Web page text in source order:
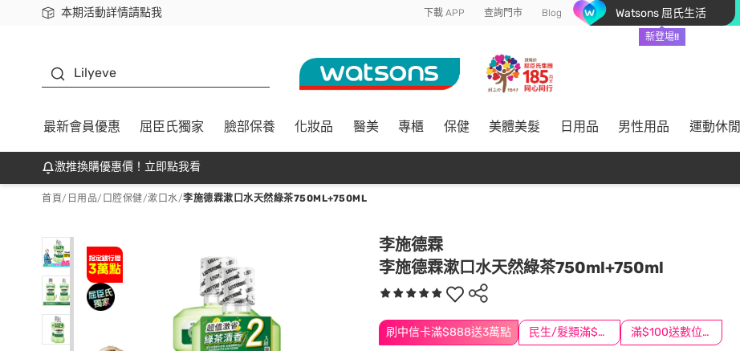
本期活動詳情請點我
下載app最高回饋$350 下載 APP 查詢門市 Blog Watsons 屈氏生活
新登場!!
Lilyeve
最新會員優惠 屈臣氏獨家 臉部保養 化妝品 醫美 專櫃 保健 美體美髮 日用品 男性用品 運動休閒
激推換購優惠價！立即點我看
首頁/ 日用品/ 口腔保健/漱口水/李施德霖漱口水天然綠茶750ML+750ML
李施德霖
李施德霖漱口水天然綠茶750ml+750ml
刷中信卡滿$888送3萬點 民生/髮類滿$388送舒潔冰巾 滿$100送數位印花